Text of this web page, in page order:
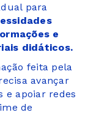
para
e
didáticos.
feita pela
avançar
e apoiar redes
de